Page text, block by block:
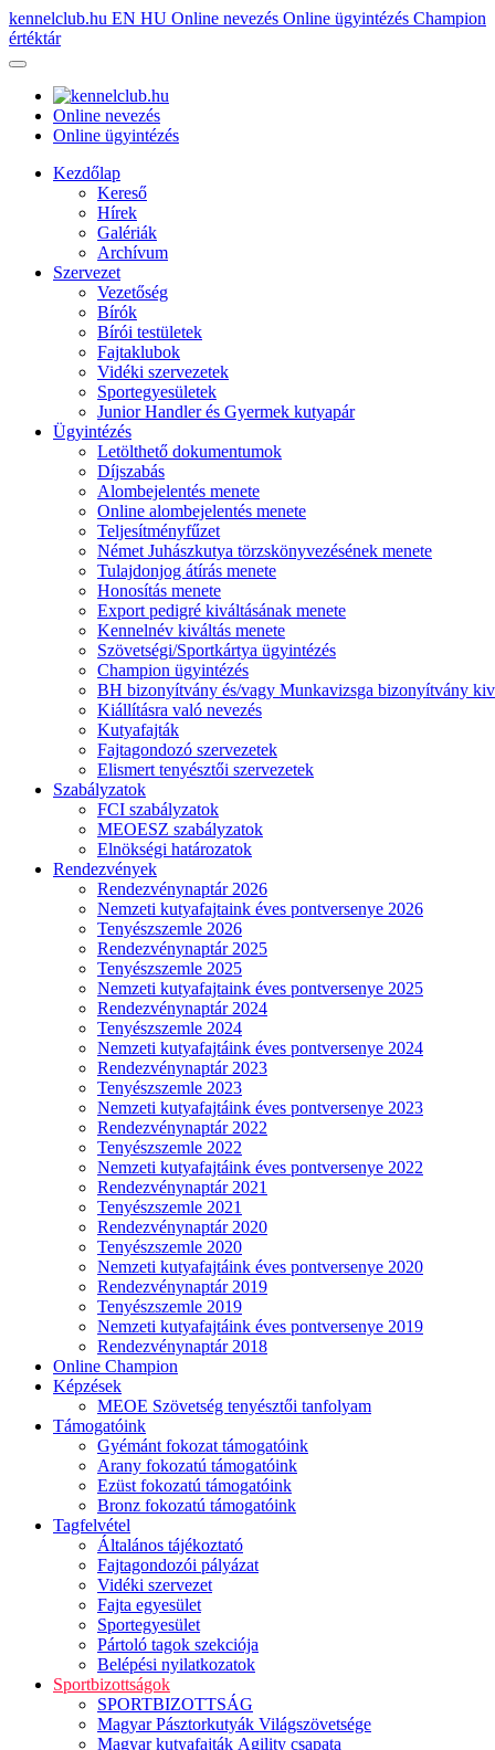
kennelclub.hu EN HU Online nevezés Online ügyintézés Champion
értéktár
Online nevezés
Online ügyintézés
Kezdőlap
Kereső
Hírek
Galériák
Archívum
Szervezet
Vezetőség
Bírók
Bírói testületek
Fajtaklubok
Vidéki szervezetek
Sportegyesületek
Junior Handler és Gyermek kutyapár
Ügyintézés
Letölthető dokumentumok
Díjszabás
Alombejelentés menete
Online alombejelentés menete
Teljesítményfűzet
Német Juhászkutya törzskönyvezésének menete
Tulajdonjog átírás menete
Honosítás menete
Export pedigré kiváltásának menete
Kennelnév kiváltás menete
Szövetségi/Sportkártya ügyintézés
Champion ügyintézés
BH bizonyítvány és/vagy Munkavizsga bizonyítvány
Kiállításra való nevezés
Kutyafajták
Fajtagondozó szervezetek
Elismert tenyésztői szervezetek
Szabályzatok
FCI szabályzatok
MEOESZ szabályzatok
Elnökségi határozatok
Rendezvények
Rendezvénynaptár 2026
Nemzeti kutyafajtaink éves pontversenye 2026
Tenyészszemle 2026
Rendezvénynaptár 2025
Tenyészszemle 2025
Nemzeti kutyafajtaink éves pontversenye 2025
Rendezvénynaptár 2024
Tenyészszemle 2024
Nemzeti kutyafajtáink éves pontversenye 2024
Rendezvénynaptár 2023
Tenyészszemle 2023
Nemzeti kutyafajtáink éves pontversenye 2023
Rendezvénynaptár 2022
Tenyészszemle 2022
Nemzeti kutyafajtáink éves pontversenye 2022
Rendezvénynaptár 2021
Tenyészszemle 2021
Rendezvénynaptár 2020
Tenyészszemle 2020
Nemzeti kutyafajtáink éves pontversenye 2020
Rendezvénynaptár 2019
Tenyészszemle 2019
Nemzeti kutyafajtáink éves pontversenye 2019
Rendezvénynaptár 2018
Online Champion
Képzések
MEOE Szövetség tenyésztői tanfolyam
Támogatóink
Gyémánt fokozat támogatóink
Arany fokozatú támogatóink
Ezüst fokozatú támogatóink
Bronz fokozatú támogatóink
Tagfelvétel
Általános tájékoztató
Fajtagondozói pályázat
Vidéki szervezet
Fajta egyesület
Sportegyesület
Pártoló tagok szekciója
Belépési nyilatkozatok
Sportbizottságok
SPORTBIZOTTSÁG
Magyar Pásztorkutyák Világszövetsége
Magyar kutyafajták Agility csapata